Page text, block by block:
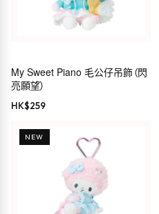
My Sweet Piano 毛公仔吊飾（閃
亮願望）
HK$259
NEW